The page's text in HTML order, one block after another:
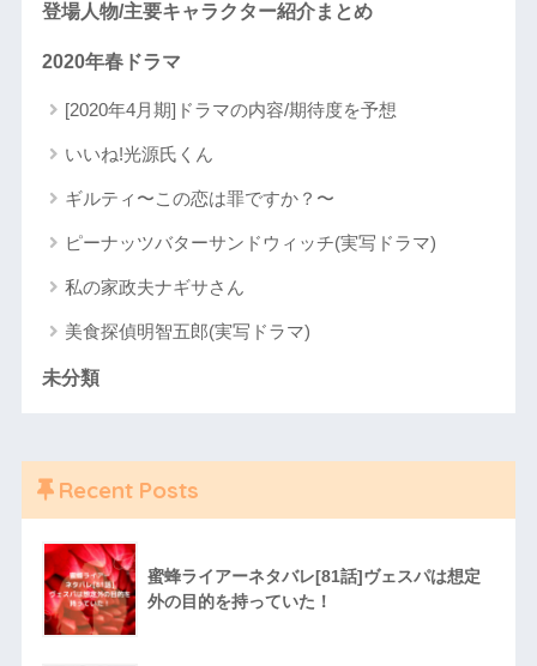
登場人物/主要キャラクター紹介まとめ
2020年春ドラマ
[2020年4月期]ドラマの内容/期待度を予想
いいね!光源氏くん
ギルティ〜この恋は罪ですか？〜
ピーナッツバターサンドウィッチ(実写ドラマ)
私の家政夫ナギサさん
美食探偵明智五郎(実写ドラマ)
未分類
Recent Posts
蜜蜂ライアーネタバレ[81話]ヴェスパは想定
外の目的を持っていた！